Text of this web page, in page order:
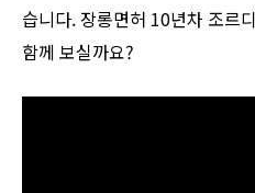
습니다. 장롱면허 10년차 조르
함께 보실까요?